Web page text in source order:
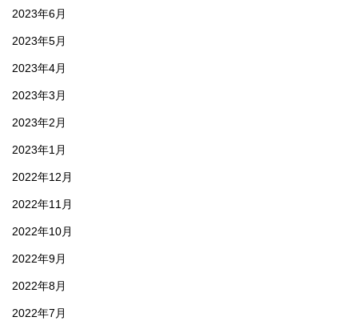
2023年6月
2023年5月
2023年4月
2023年3月
2023年2月
2023年1月
2022年12月
2022年11月
2022年10月
2022年9月
2022年8月
2022年7月